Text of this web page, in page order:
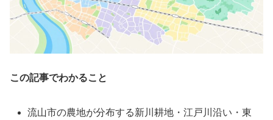
この記事でわかること
流山市の農地が分布する新川耕地・江戸川沿い・東